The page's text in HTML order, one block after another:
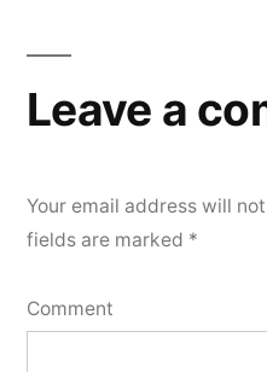
Leave a
Your email address will
fields are marked *
Comment